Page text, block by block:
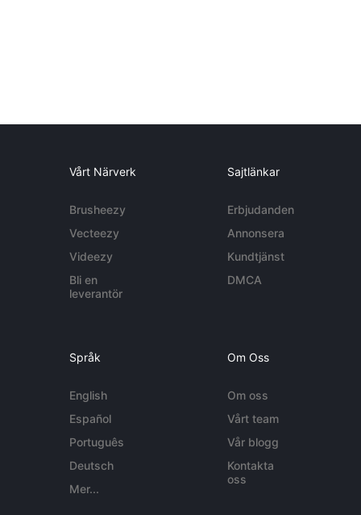
Vårt Närverk
Brusheezy
Vecteezy
Videezy
Bli en
leverantör
Sajtlänkar
Erbjudanden
Annonsera
Kundtjänst
DMCA
Språk
English
Español
Português
Deutsch
Mer...
Om Oss
Om oss
Vårt team
Vår blogg
Kontakta
oss